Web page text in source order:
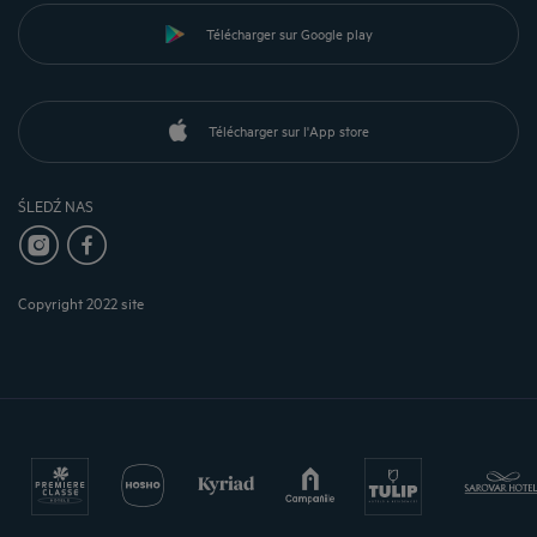
Télécharger sur Google play
Télécharger sur l'App store
ŚLEDŹ NAS
Copyright 2022 site